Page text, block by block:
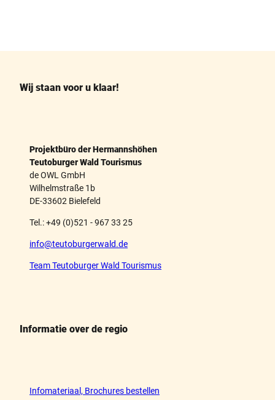
k
Wij staan voor u klaar!
Projektbüro der Hermannshöhen
Teutoburger Wald Tourismus
de OWL GmbH
Wilhelmstraße 1b
DE-33602 Bielefeld
Tel.: +49 (0)521 - 967 33 25
info@teutoburgerwald.de
Team Teutoburger Wald Tourismus
Informatie over de regio
Infomateriaal, Brochures bestellen